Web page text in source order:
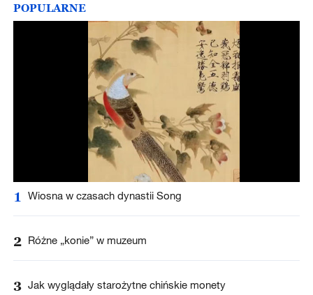
POPULARNE
1 Wiosna w czasach dynastii Song
2 Różne „konie” w muzeum
3 Jak wyglądały starożytne chińskie monety